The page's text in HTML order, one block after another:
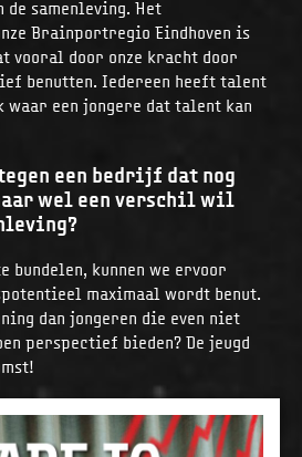
de samenleving. Het
Brainportregio Eindhoven is
vooral door onze kracht door
benutten. Iedereen heeft talent
een jongere dat talent kan
een bedrijf dat nog
wel een verschil wil
bundelen, kunnen we ervoor
maximaal wordt benut.
dan jongeren die even niet
perspectief bieden? De jeugd